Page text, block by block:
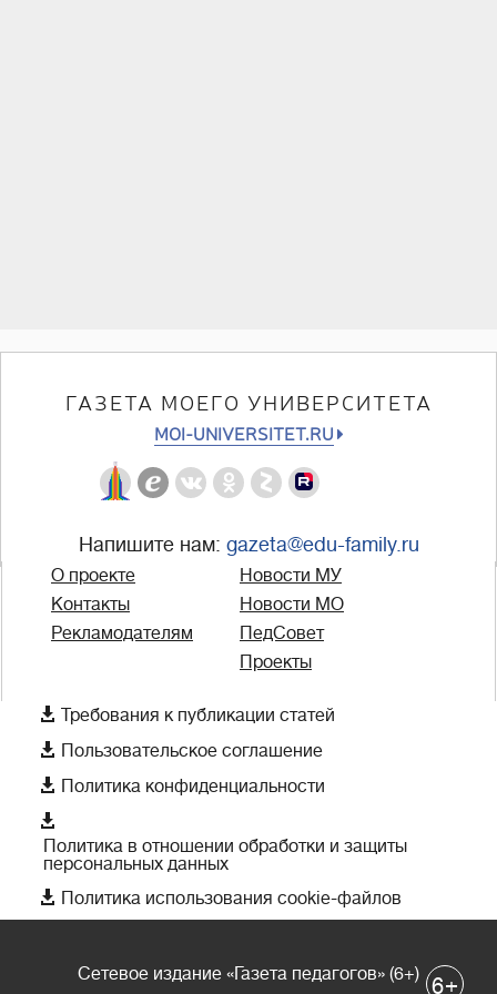
ГАЗЕТА МОЕГО УНИВЕРСИТЕТА
MOI-UNIVERSITET.RU
Напишите нам: gazeta@edu-family.ru
О проекте
Контакты
Рекламодателям
Новости МУ
Новости МО
ПедСовет
Проекты
 Требования к публикации статей
 Пользовательское соглашение
 Политика конфиденциальности

Политика в отношении обработки и защиты
персональных данных
 Политика использования cookie-файлов
Сетевое издание «Газета педагогов» (6+)
6+